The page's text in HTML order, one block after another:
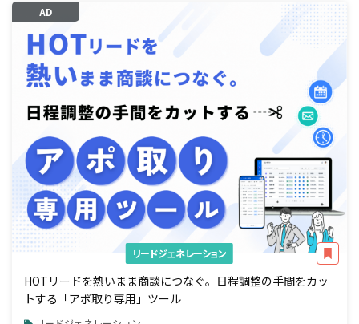
AD
リードジェネレーション
HOTリードを熱いまま商談につなぐ。日程調整の手間をカッ
トする「アポ取り専用」ツール